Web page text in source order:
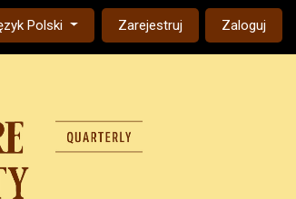
the language. The current language is:
Polski Zarejestruj Zaloguj